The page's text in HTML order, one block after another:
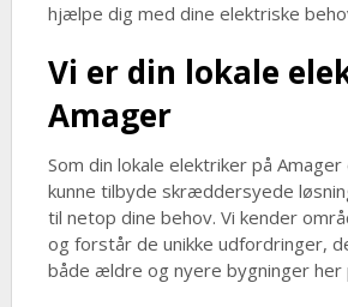
hjælpe dig med dine elektriske
Vi er din lokale
Amager
Som din lokale elektriker på
kunne tilbyde skræddersyede
til netop dine behov. Vi kender
og forstår de unikke udfordringer,
både ældre og nyere bygninger her